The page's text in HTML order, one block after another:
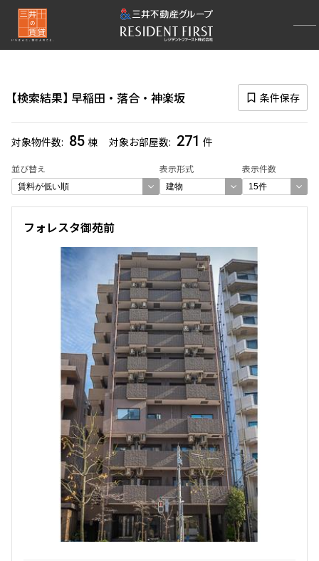
検索結果 早稲田・落合・神楽坂 条件保存
対象物件数 85 棟 対象お部屋数 271 件
並び替え 表示形式 表示件数
再検索ナビゲーション
選択中のエリア
早稲田・落合・神楽坂
(271)
選び方を変更する
検索対象お部屋数
271件
お部屋を再検索
検索結果の絞り込み
〜
管理費/共益費含む
礼金１ヶ月以下
フリーレント付き
フォレスタ御苑前